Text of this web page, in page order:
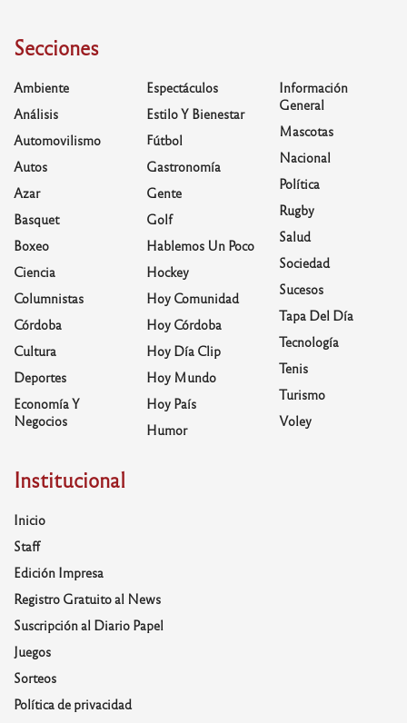
Secciones
Ambiente
Análisis
Automovilismo
Autos
Azar
Basquet
Boxeo
Ciencia
Columnistas
Córdoba
Cultura
Deportes
Economía Y
Negocios
Espectáculos
Estilo Y Bienestar
Fútbol
Gastronomía
Gente
Golf
Hablemos Un Poco
Hockey
Hoy Comunidad
Hoy Córdoba
Hoy Día Clip
Hoy Mundo
Hoy País
Humor
Información
General
Mascotas
Nacional
Política
Rugby
Salud
Sociedad
Sucesos
Tapa Del Día
Tecnología
Tenis
Turismo
Voley
Institucional
Inicio
Staff
Edición Impresa
Registro Gratuito al News
Suscripción al Diario Papel
Juegos
Sorteos
Política de privacidad